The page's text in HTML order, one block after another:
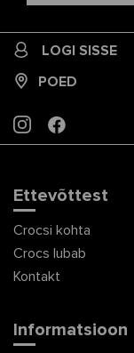
LOGI SISSE
POED
INSTAGRAM
FACEBOOK
Ettevõttest
Crocsi kohta
Crocs lubab
Kontakt
Informatsioon